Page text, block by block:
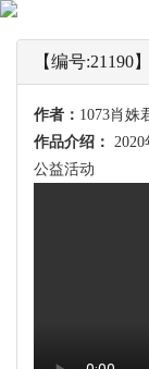
【编号:21190
作者： 1073肖姝
作品介绍：
公益活动